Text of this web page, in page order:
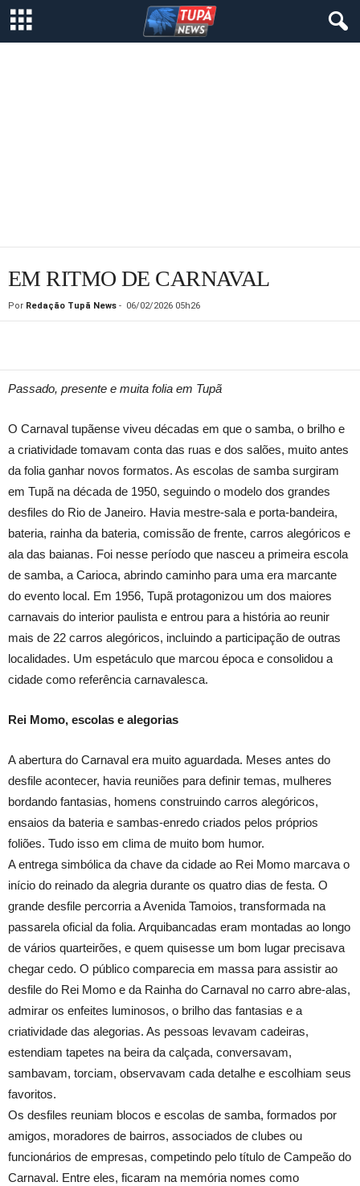
EM RITMO DE CARNAVAL
Por Redação Tupã News - 06/02/2026 05h26
Passado, presente e muita folia em Tupã
O Carnaval tupãense viveu décadas em que o samba, o brilho e
a criatividade tomavam conta das ruas e dos salões, muito antes
da folia ganhar novos formatos. As escolas de samba surgiram
em Tupã na década de 1950, seguindo o modelo dos grandes
desfiles do Rio de Janeiro. Havia mestre-sala e porta-bandeira,
bateria, rainha da bateria, comissão de frente, carros alegóricos e
ala das baianas. Foi nesse período que nasceu a primeira escola
de samba, a Carioca, abrindo caminho para uma era marcante
do evento local. Em 1956, Tupã protagonizou um dos maiores
carnavais do interior paulista e entrou para a história ao reunir
mais de 22 carros alegóricos, incluindo a participação de outras
localidades. Um espetáculo que marcou época e consolidou a
cidade como referência carnavalesca.
Rei Momo, escolas e alegorias
A abertura do Carnaval era muito aguardada. Meses antes do
desfile acontecer, havia reuniões para definir temas, mulheres
bordando fantasias, homens construindo carros alegóricos,
ensaios da bateria e sambas-enredo criados pelos próprios
foliões. Tudo isso em clima de muito bom humor.
A entrega simbólica da chave da cidade ao Rei Momo marcava o
início do reinado da alegria durante os quatro dias de festa. O
grande desfile percorria a Avenida Tamoios, transformada na
passarela oficial da folia. Arquibancadas eram montadas ao longo
de vários quarteirões, e quem quisesse um bom lugar precisava
chegar cedo. O público comparecia em massa para assistir ao
desfile do Rei Momo e da Rainha do Carnaval no carro abre-alas,
admirar os enfeites luminosos, o brilho das fantasias e a
criatividade das alegorias. As pessoas levavam cadeiras,
estendiam tapetes na beira da calçada, conversavam,
sambavam, torciam, observavam cada detalhe e escolhiam seus
favoritos.
Os desfiles reuniam blocos e escolas de samba, formados por
amigos, moradores de bairros, associados de clubes ou
funcionários de empresas, competindo pelo título de Campeão do
Carnaval. Entre eles, ficaram na memória nomes como